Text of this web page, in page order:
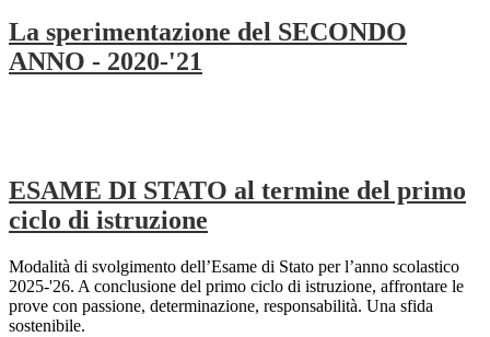
La sperimentazione del SECONDO
ANNO - 2020-'21
ESAME DI STATO al termine del primo
ciclo di istruzione
Modalità di svolgimento dell’Esame di Stato per l’anno scolastico
2025-'26. A conclusione del primo ciclo di istruzione, affrontare le
prove con passione, determinazione, responsabilità. Una sfida
sostenibile.